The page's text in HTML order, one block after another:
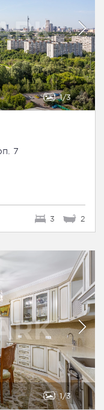
1 3
7
3 2
1 3